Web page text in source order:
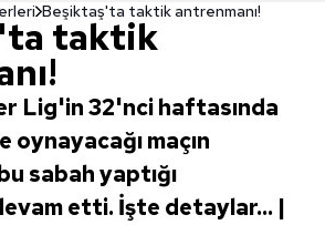
Beşiktaş'ta taktik antrenmanı!
taktik
Lig'in 32'nci haftasında
oynayacağı maçın
sabah yaptığı
etti. İşte detaylar... |